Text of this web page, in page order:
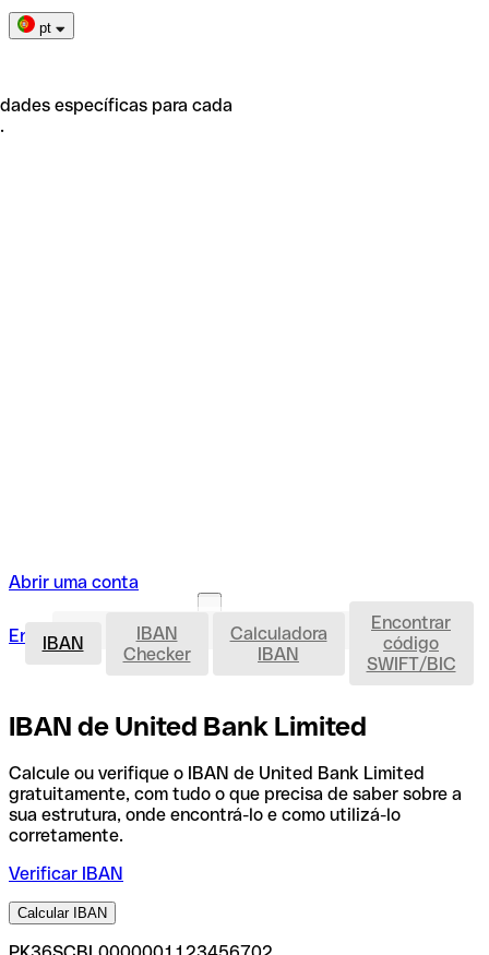
pt
específicas para cada
Abrir uma conta
Entrar Abrir uma conta IBAN
IBAN
IBAN
Checker
Calculadora
IBAN
Encontrar
código
SWIFT/BIC
IBAN de United Bank Limited
Calcule ou verifique o IBAN de United Bank Limited
gratuitamente, com tudo o que precisa de saber sobre a
sua estrutura, onde encontrá-lo e como utilizá-lo
corretamente.
Verificar IBAN
Calcular IBAN